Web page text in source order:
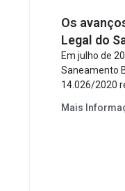
Lei de
sujeita a uma
projeto.
Os
Legal do
Em julho de
Saneamento
14.026/2020
estabelecer
Mais